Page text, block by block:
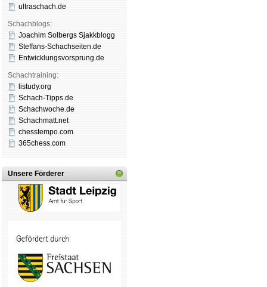
ultraschach.de
Schachblogs:
Joachim Solbergs Sjakkblogg
Steffans-Schachseiten.de
Entwicklungsvorsprung.de
Schachtraining:
listudy.org
Schach-Tipps.de
Schachwoche.de
Schachmatt.net
chesstempo.com
365chess.com
Unsere Förderer